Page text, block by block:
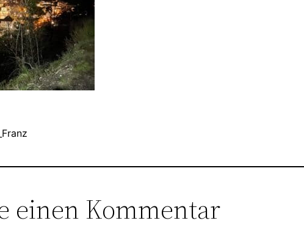
einen Kommentar